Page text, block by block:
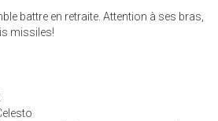
battre en retraite. Attention à ses bras,
missiles!